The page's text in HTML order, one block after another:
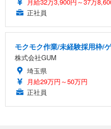
正社員
モクモク作業/未経験採用枠/
株式会社GUM
埼玉県
月給29万円～50万円
正社員